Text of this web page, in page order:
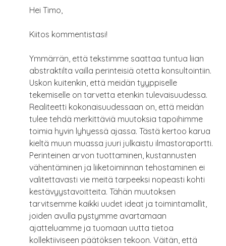
Hei Timo,
Kiitos kommentistasi!
Ymmärrän, että tekstimme saattaa tuntua liian
abstraktilta vailla perinteisiä otetta konsultointiin.
Uskon kuitenkin, että meidän tyyppiselle
tekemiselle on tarvetta etenkin tulevaisuudessa.
Realiteetti kokonaisuudessaan on, että meidän
tulee tehdä merkittäviä muutoksia tapoihimme
toimia hyvin lyhyessä ajassa. Tästä kertoo karua
kieltä muun muassa juuri julkaistu ilmastoraportti.
Perinteinen arvon tuottaminen, kustannusten
vähentäminen ja liiketoiminnan tehostaminen ei
valitettavasti vie meitä tarpeeksi nopeasti kohti
kestävyystavoitteita. Tähän muutoksen
tarvitsemme kaikki uudet ideat ja toimintamallit,
joiden avulla pystymme avartamaan
ajatteluamme ja tuomaan uutta tietoa
kollektiiviseen päätöksen tekoon. Väitän, että